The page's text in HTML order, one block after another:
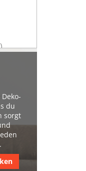
du
sorgt